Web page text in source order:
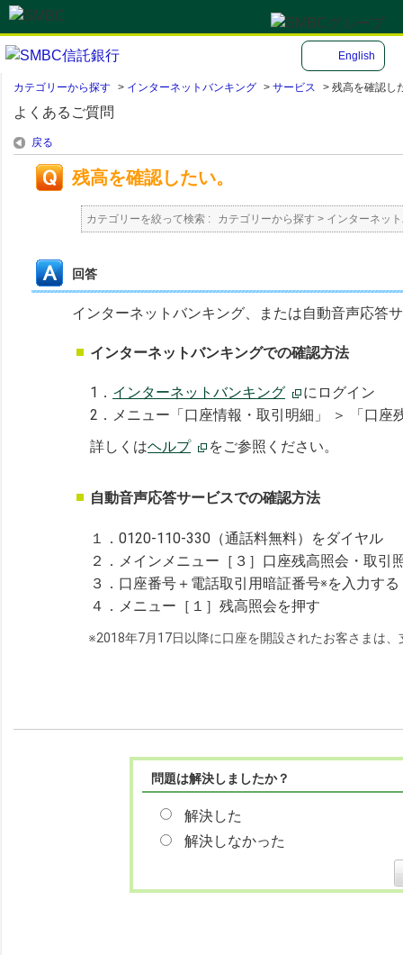
English
カテゴリーから探す > インターネットバンキング > サービス > 残高を確認し
よくあるご質問
戻る
残高を確認したい。
カテゴリーを絞って検索 : カテゴリーから探す > インターネッ
回答
インターネットバンキング、または自動音声応答
インターネットバンキングでの確認方法
1． インターネットバンキング
にログイン
2．メニュー「口座情報・取引明細」 ＞ 「口座
詳しくはヘルプ をご参照ください。
自動音声応答サービスでの確認方法
１．0120-110-330（通話料無料）をダイヤル
２．メインメニュー［３］口座残高照会・取引
３．口座番号＋電話取引用暗証番号※を入力する
４．メニュー［１］残高照会を押す
※2018年7月17日以降に口座を開設されたお客さまは
問題は解決しましたか？
解決した
解決しなかった